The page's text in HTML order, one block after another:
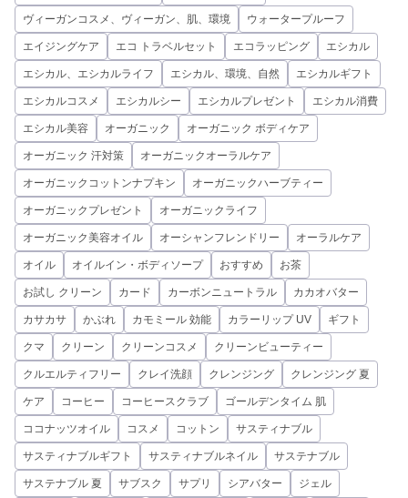
ヴィーガンコスメ、ヴィーガン、肌、環境 ウォータープルーフ
エイジングケア エコ トラベルセット エコラッピング エシカル
エシカル、エシカルライフ エシカル、環境、自然 エシカルギフト
エシカルコスメ エシカルシー エシカルプレゼント エシカル消費
エシカル美容 オーガニック オーガニック ボディケア
オーガニック 汗対策 オーガニックオーラルケア
オーガニックコットンナプキン オーガニックハーブティー
オーガニックプレゼント オーガニックライフ
オーガニック美容オイル オーシャンフレンドリー オーラルケア
オイル オイルイン・ボディソープ おすすめ お茶
お試し クリーン カード カーボンニュートラル カカオバター
カサカサ かぶれ カモミール 効能 カラーリップ UV ギフト
クマ クリーン クリーンコスメ クリーンビューティー
クルエルティフリー クレイ洗顔 クレンジング クレンジング 夏
ケア コーヒー コーヒースクラブ ゴールデンタイム 肌
ココナッツオイル コスメ コットン サスティナブル
サスティナブルギフト サスティナブルネイル サステナブル
サステナブル 夏 サブスク サプリ シアバター ジェル